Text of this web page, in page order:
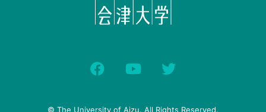
© The University of Aizu. All Rights Reserved.